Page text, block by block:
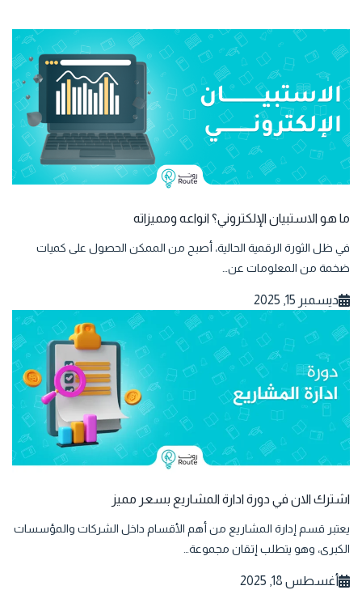
ما هو الاستبيان الإلكتروني؟ انواعه ومميزاته
في ظل الثورة الرقمية الحالية، أصبح من الممكن الحصول على كميات
ضخمة من المعلومات عن…
ديسمبر 15, 2025
اشترك الان في دورة ادارة المشاريع بسعر مميز
يعتبر قسم إدارة المشاريع من أهم الأقسام داخل الشركات والمؤسسات
الكبرى، وهو يتطلب إتقان مجموعة…
أغسطس 18, 2025